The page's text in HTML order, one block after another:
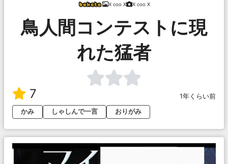
X coo X X coo X
鳥人間コンテストに現
れた猛者
7
1年くらい前
かみ
しゃしんで一言 おりがみ